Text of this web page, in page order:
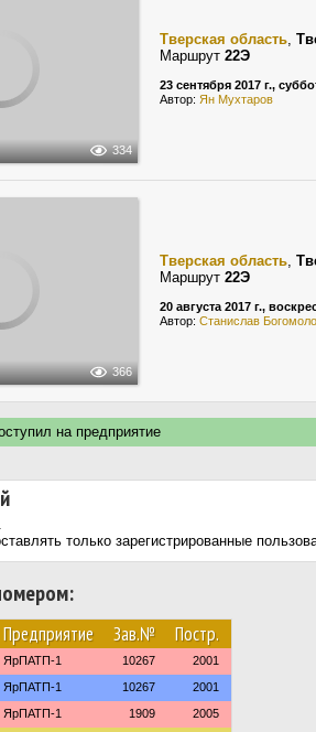
334
Тверская область,
Маршрут 22Э
23 сентября 2017 г.,
Автор: Ян Мухтаров
366
Тверская область,
Маршрут 22Э
20 августа 2017 г.,
Автор: Станислав
на предприятие
только зарегистрированные
Предприятие Зав.№ Постр.
ЯрПАТП-1 10267 2001
ЯрПАТП-1 10267 2001
ЯрПАТП-1 1909 2005